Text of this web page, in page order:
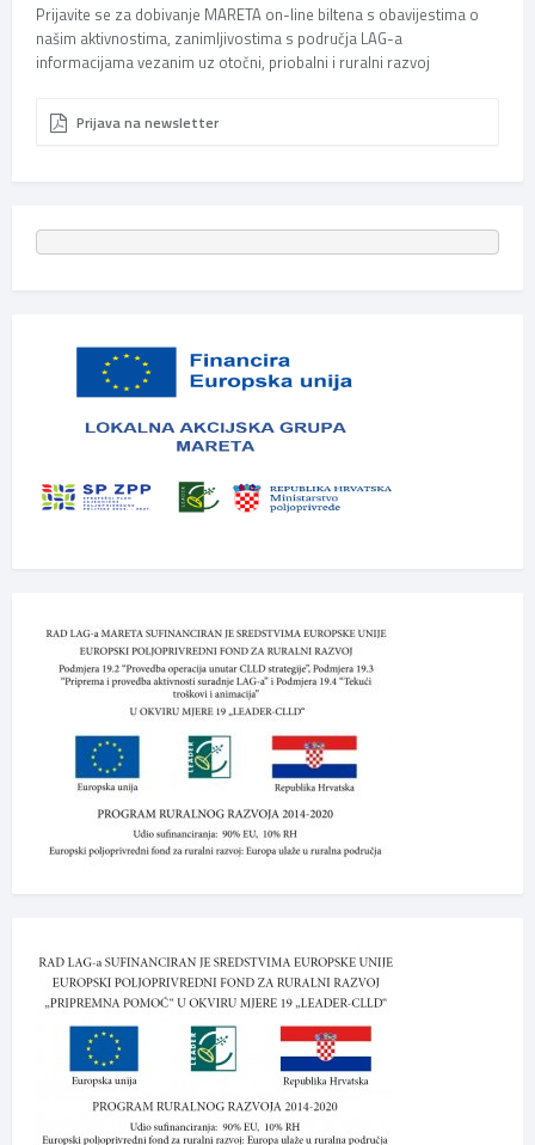
Prijavite se za dobivanje MARETA on-line biltena s obavijestima o
našim aktivnostima, zanimljivostima s područja LAG-a
informacijama vezanim uz otočni, priobalni i ruralni razvoj
Prijava na newsletter